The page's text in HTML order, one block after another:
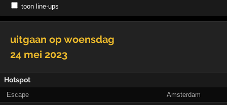
toon line-ups
uitgaan op woensdag
24 mei 2023
Hotspot
Escape Amsterdam